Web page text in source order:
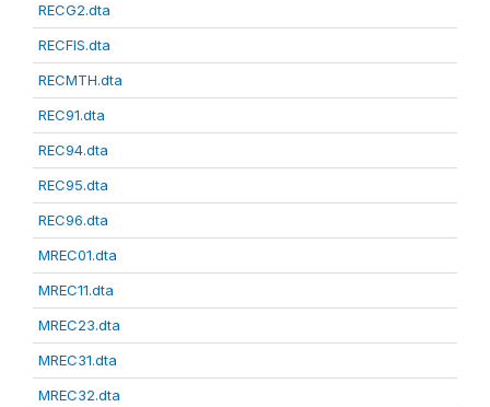
RECG2.dta
RECFIS.dta
RECMTH.dta
REC91.dta
REC94.dta
REC95.dta
REC96.dta
MREC01.dta
MREC11.dta
MREC23.dta
MREC31.dta
MREC32.dta